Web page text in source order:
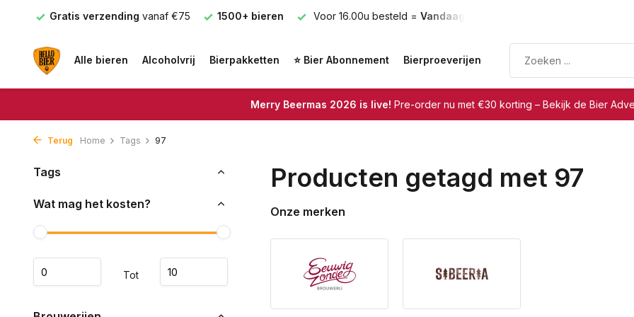
Gratis verzending vanaf €75 1500+ bieren Voor 16.00u besteld = Vandaag verzonden
Alle bieren Alcoholvrij Bierpakketten ⭐ Bier Abonnement Bierproeverijen
Merry Beermas 2026 is live! Pre-order nu met €30 korting – Bekijk de Bier
Terug Home Tags 97
Tags
Wat mag het kosten?
Tot
Producten getagd met 97
Onze merken